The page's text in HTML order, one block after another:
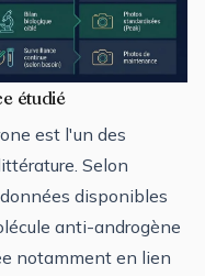
étudié
est l'un des
Selon
disponibles
anti-androgène
notamment en lien